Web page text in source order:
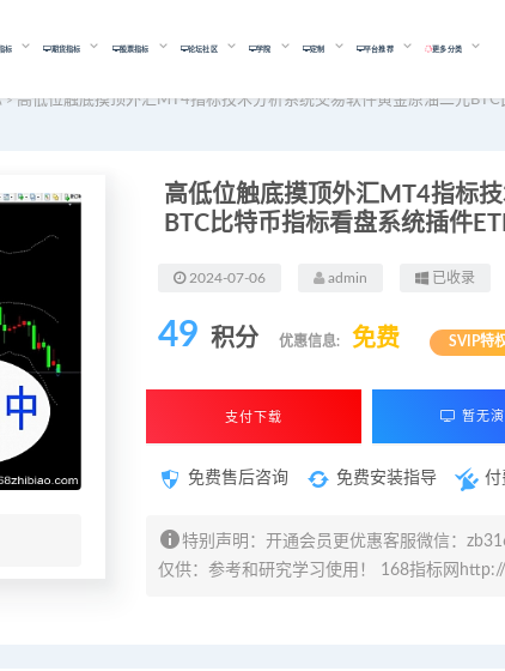
标 期货指标 股票指标 论坛社区 学院 定制 平台推荐 更多分类
>高低位触底摸顶外汇MT4指标技术分析系统交易软件黄金原油二元
高低位触底摸顶外汇MT4指标
BTC比特币指标看盘系统插件
2024-07-06 admin 已收录
49 积分 优惠信息: 免费 SVIP特
支付下载 暂无
免费售后咨询 免费安装指导 付
特别声明：开通会员更优惠客服微信：
仅供：参考和研究学习使用！ 168指标网